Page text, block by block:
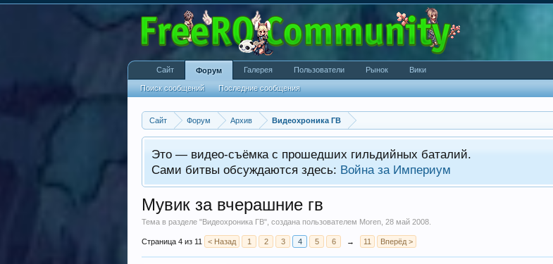
Сайт Форум Архив Видеохроника ГВ
Это — видео-съёмка с прошедших гильдийных баталий.
Сами битвы обсуждаются здесь: Война за Империум
Мувик за вчерашние гв
Тема в разделе "Видеохроника ГВ", создана пользователем Moren 28 май 2008
Страница 4 из 11 < Назад 1 2 3 4 5 6 → 11 Вперёд >
Сайт Форум
Поиск сообщений Последние сообщения
Галерея Пользователи Рынок Вики